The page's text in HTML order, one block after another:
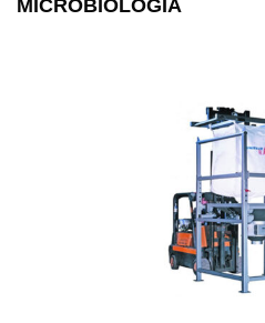
MICROBIOLOGÍA